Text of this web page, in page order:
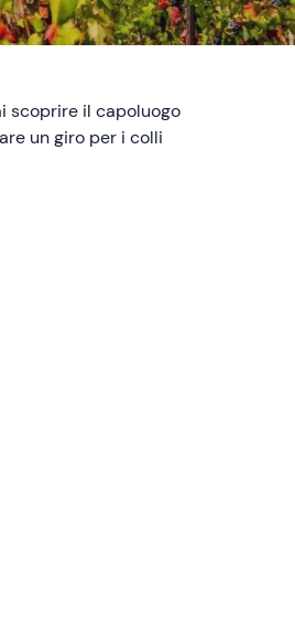
scoprire il capoluogo
un giro per i colli